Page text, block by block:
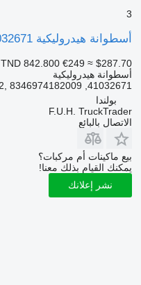
3
أسطوانة هيدروليكية IVECO 41032671 لـ الشاحنات IVECO Stralis X-Way S-Way Hi-Way
TND 842.800 €249 ≈ $287.70
أسطوانة هيدروليكية
41032671, KS01002220, KS00002388, 8346974182, 8346974182009
بولندا
F.U.H. TruckTrader
الاتصال بالبائع
بيع ماكينات أم مركبات؟
يمكنك القيام بذلك معنا!
نشر إعلانك